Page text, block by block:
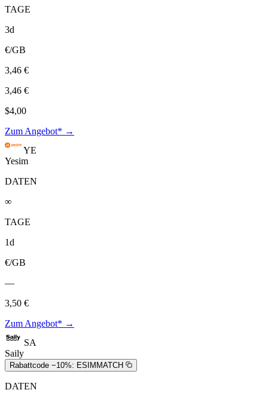
TAGE
3d
€/GB
3,46 €
3,46 €
$4,00
Zum Angebot* →
YE
Yesim
DATEN
∞
TAGE
1d
€/GB
—
3,50 €
Zum Angebot* →
SA
Saily
Rabattcode −10%: ESIMMATCH
DATEN